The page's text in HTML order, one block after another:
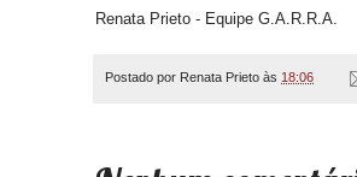
Renata Prieto - Equipe G.A.R.R.A.
Postado por Renata Prieto às 18:06